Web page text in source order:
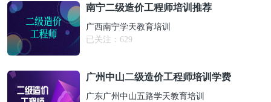
南宁二级造价工程师培训推荐
广西南宁学天教育培训
已关注： 629
广州中山二级造价工程师培训学费
广东广州中山五路学天教育培训